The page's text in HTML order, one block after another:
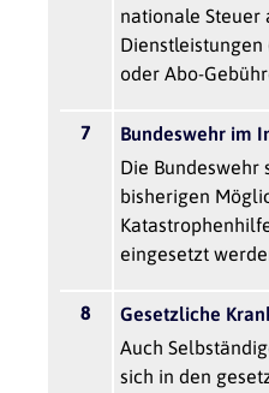
nationale Steuer
Dienstleistungen
oder Abo-
7
Bundeswehr im
Die Bundeswehr
bisherigen
eingesetzt
8
Gesetzliche
Auch
sich in den